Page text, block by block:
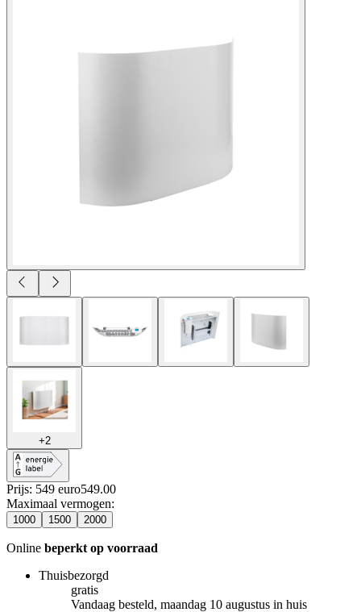
+2
Prijs: 549 euro549.00
Maximaal vermogen:
1000 1500 2000
Online beperkt op voorraad
Thuisbezorgd
gratis
Vandaag besteld, maandag 10 augustus in huis